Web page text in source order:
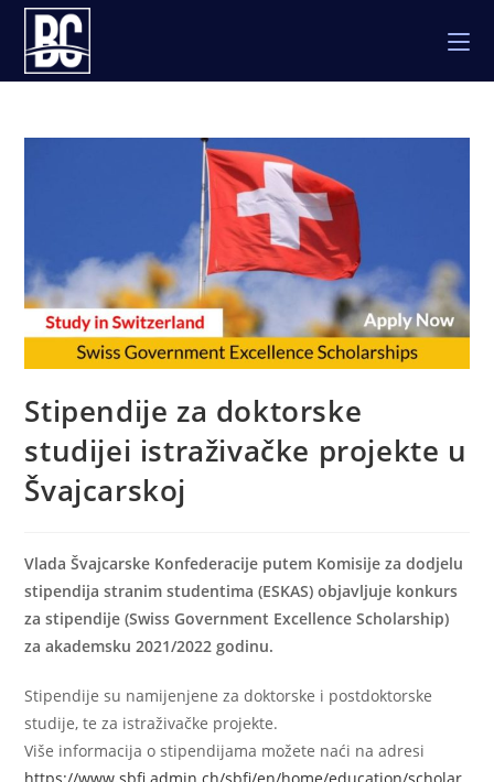
Skip
content
Stipendije za doktorske
studijei istraživačke projekte u
Švajcarskoj
Vlada Švajcarske Konfederacije putem Komisije za dodjelu
stipendija stranim studentima (ESKAS) objavljuje konkurs
za stipendije (Swiss Government Excellence Scholarship)
za akademsku 2021/2022 godinu.
Stipendije su namijenjene za doktorske i postdoktorske
studije, te za istraživačke projekte.
Više informacija o stipendijama možete naći na adresi